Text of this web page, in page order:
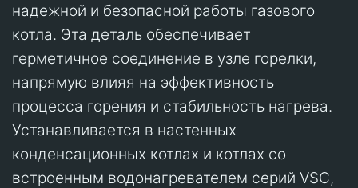
надежной и безопасной работы газового
котла. Эта деталь обеспечивает
герметичное соединение в узле горелки,
напрямую влияя на эффективность
процесса горения и стабильность нагрева.
Устанавливается в настенных
конденсационных котлах и котлах со
встроенным водонагревателем серий VSC,